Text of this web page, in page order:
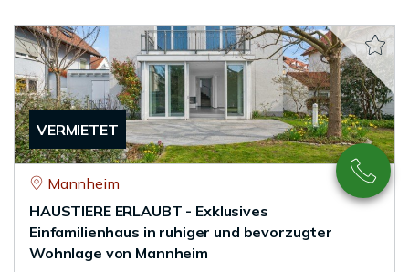
VERMIETET
Mannheim
HAUSTIERE ERLAUBT - Exklusives
Einfamilienhaus in ruhiger und bevorzugter
Wohnlage von Mannheim